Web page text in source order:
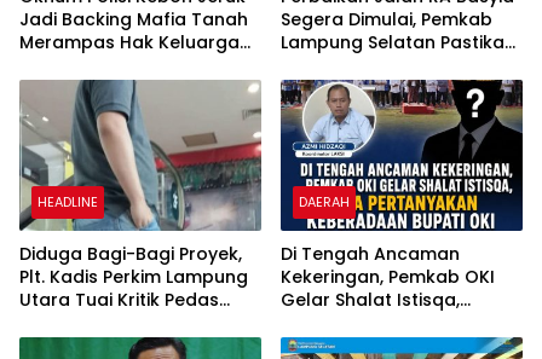
Jadi Backing Mafia Tanah
Merampas Hak Keluarga
Sutarman
Segera Dimulai, Pemkab
Lampung Selatan Pastikan
Aman dan Nyaman
HEADLINE
Diduga Bagi-Bagi Proyek,
Plt. Kadis Perkim Lampung
Utara Tuai Kritik Pedas
DAERAH
Di Tengah Ancaman
Kekeringan, Pemkab OKI
Gelar Shalat Istisqa,
Keberadaan Bupati OKI